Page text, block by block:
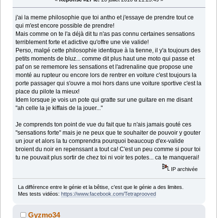
j'ai la meme philosophie que toi antho et j'essaye de prendre tout ce
qui m'est encore possible de prendre!
Mais comme on te l'a déjà dit tu n'as pas connu certaines sensations
terriblement forte et adictive qu'offre une vie valide!
Perso, malgé cette philosophie identique à la tienne, il y'a toujours des
petits moments de bluz... comme dit plus haut une moto qui passe et
paf on se rememore les sensations et l'adrenaline que propose une
monté au rupteur ou encore lors de rentrer en voiture c'est toujours la
porte passager qui s'ouvre a moi hors dans une voiture sportive c'est la
place du pilote la mieux!
Idem lorsque je vois un pote qui gratte sur une guitare en me disant
"ah celle la je kiffais de la jouer..."
Je comprends ton point de vue du fait que tu n'ais jamais gouté ces
"sensations forte" mais je ne peux que te souhaiter de pouvoir y gouter
un jour et alors la tu comprendra pourquoi beaucoup d'ex-valide
broient du noir en repenssant a tout ca! C'est un peu comme si pour toi
tu ne pouvait plus sortir de chez toi ni voir tes potes... ca te manquerai!
IP archivée
La différence entre le génie et la bêtise, c'est que le génie a des limites.
Mes tests vidéos: https://www.facebook.com/Tetraprooved
Gyzmo34